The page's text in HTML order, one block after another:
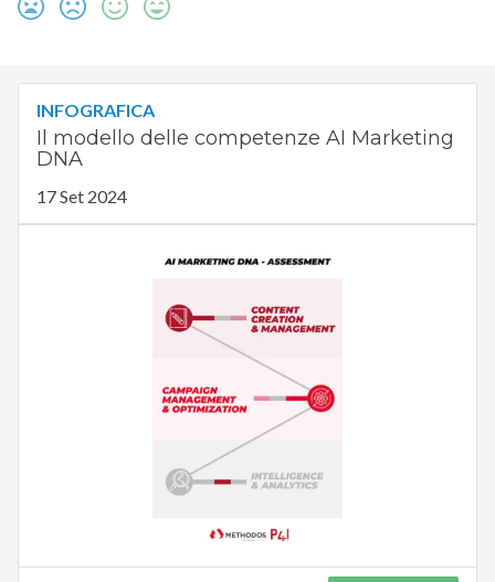
INFOGRAFICA
Il modello delle competenze AI Marketing
DNA
17 Set 2024